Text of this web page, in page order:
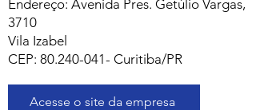
Endereço: Avenida Pres. Getúlio Vargas,
3710
Vila Izabel
CEP: 80.240-041- Curitiba/PR
Acesse o site da empresa